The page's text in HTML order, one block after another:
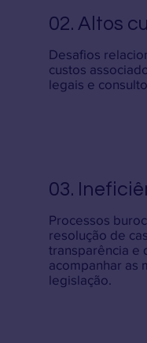
02. Altos
Desafios
custos
legais e
03.
Processos
resolução de
transparência e
acompanhar as
legislação.